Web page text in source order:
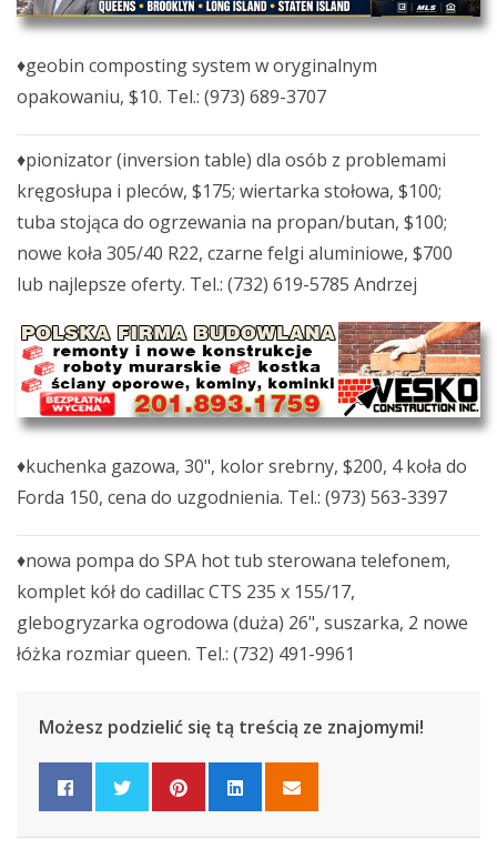
♦geobin composting system w oryginalnym
opakowaniu, $10. Tel.: (973) 689-3707
♦pionizator (inversion table) dla osób z problemami
kręgosłupa i pleców, $175; wiertarka stołowa, $100;
tuba stojąca do ogrzewania na propan/butan, $100;
nowe koła 305/40 R22, czarne felgi aluminiowe, $700
lub najlepsze oferty. Tel.: (732) 619-5785 Andrzej
♦kuchenka gazowa, 30", kolor srebrny, $200, 4 koła do
Forda 150, cena do uzgodnienia. Tel.: (973) 563-3397
♦nowa pompa do SPA hot tub sterowana telefonem,
komplet kół do cadillac CTS 235 x 155/17,
glebogryzarka ogrodowa (duża) 26", suszarka, 2 nowe
łóżka rozmiar queen. Tel.: (732) 491-9961
Możesz podzielić się tą treścią ze znajomymi!